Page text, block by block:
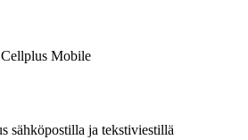
Cellplus Mobile
sähköpostilla ja tekstiviestillä